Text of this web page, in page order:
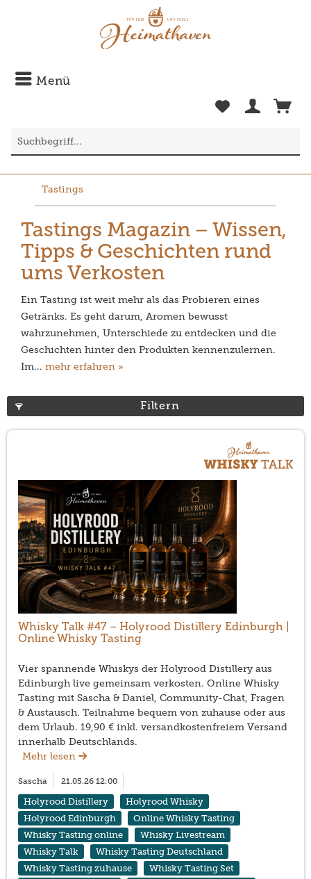
Menü
Tastings
Tastings Magazin – Wissen,
Tipps & Geschichten rund
ums Verkosten
Ein Tasting ist weit mehr als das Probieren eines
Getränks. Es geht darum, Aromen bewusst
wahrzunehmen, Unterschiede zu entdecken und die
Geschichten hinter den Produkten kennenzulernen.
Im... mehr erfahren »
Filtern
Whisky Talk #47 – Holyrood Distillery Edinburgh |
Online Whisky Tasting
Vier spannende Whiskys der Holyrood Distillery aus
Edinburgh live gemeinsam verkosten. Online Whisky
Tasting mit Sascha & Daniel, Community-Chat, Fragen
& Austausch. Teilnahme bequem von zuhause oder aus
dem Urlaub. 19,90 € inkl. versandkostenfreiem Versand
innerhalb Deutschlands.
Mehr lesen
Sascha 21.05.26 12:00
Holyrood Distillery
Holyrood Whisky
Holyrood Edinburgh
Online Whisky Tasting
Whisky Tasting online
Whisky Livestream
Whisky Talk
Whisky Tasting Deutschland
Whisky Tasting zuhause
Whisky Tasting Set